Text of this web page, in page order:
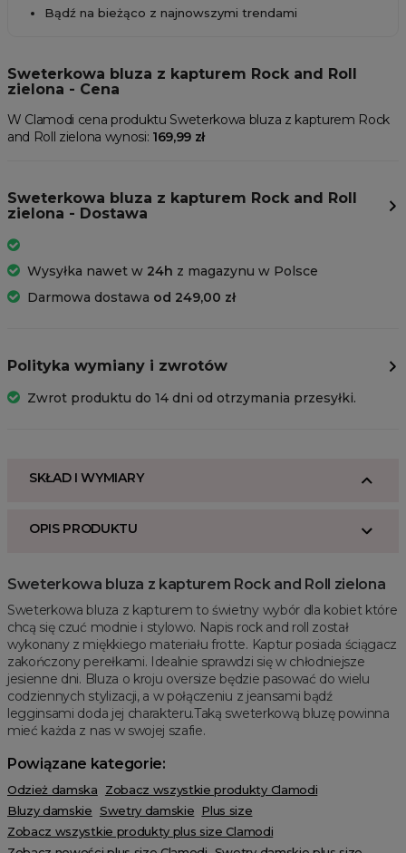
Bądź na bieżąco z najnowszymi trendami
Sweterkowa bluza z kapturem Rock and Roll
zielona - Cena
W Clamodi cena produktu Sweterkowa bluza z kapturem Rock
and Roll zielona wynosi: 169,99 zł
Sweterkowa bluza z kapturem Rock and Roll
zielona - Dostawa
Wysyłka nawet w 24h z magazynu w Polsce
Darmowa dostawa od 249,00 zł
Polityka wymiany i zwrotów
Zwrot produktu do 14 dni od otrzymania przesyłki.
SKŁAD I WYMIARY
OPIS PRODUKTU
Sweterkowa bluza z kapturem Rock and Roll zielona
Sweterkowa bluza z kapturem to świetny wybór dla kobiet które
chcą się czuć modnie i stylowo. Napis rock and roll został
wykonany z miękkiego materiału frotte. Kaptur posiada ściągacz
zakończony perełkami. Idealnie sprawdzi się w chłodniejsze
jesienne dni. Bluza o kroju oversize będzie pasować do wielu
codziennych stylizacji, a w połączeniu z jeansami bądź
legginsami doda jej charakteru.Taką sweterkową bluzę powinna
mieć każda z nas w swojej szafie.
Powiązane kategorie:
Odzież damska
Zobacz wszystkie produkty Clamodi
Bluzy damskie Swetry damskie Plus size
Zobacz wszystkie produkty plus size Clamodi